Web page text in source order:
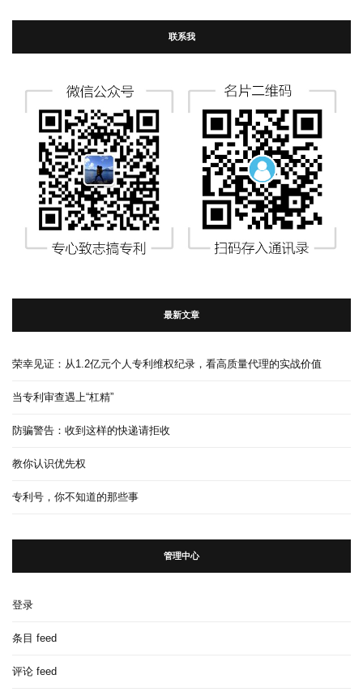
联系我
最新文章
荣幸见证：从1.2亿元个人专利维权纪录，看高质量代理的实战价值
当专利审查遇上“杠精”
防骗警告：收到这样的快递请拒收
教你认识优先权
专利号，你不知道的那些事
管理中心
登录
条目 feed
评论 feed